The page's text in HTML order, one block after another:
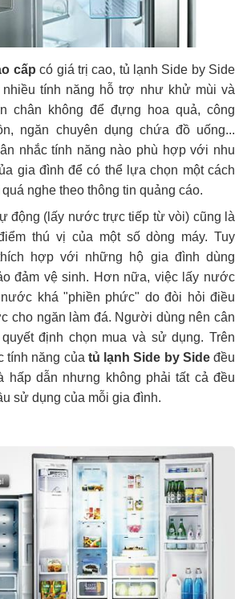
cấp có giá trị cao, tủ lạnh Side by Side
tính năng hỗ trợ như khử mùi và
chân không để đựng hoa quả, công
ngăn chuyên dụng chứa đồ uống...
nhắc tính năng nào phù hợp với nhu
gia đình để có thể lựa chọn một cách
nghe theo thông tin quảng cáo.
động (lấy nước trực tiếp từ vòi) cũng là
thú vị của một số dòng máy. Tuy
hợp với những hộ gia đình dùng
đảm vệ sinh. Hơn nữa, việc lấy nước
khá "phiền phức" do đòi hỏi điều
cho ngăn làm đá. Người dùng nên cân
định chọn mua và sử dụng. Trên
tính năng của tủ lạnh Side by Sideđều
hấp dẫn nhưng không phải tất cả đều
sử dụng của mỗi gia đình.